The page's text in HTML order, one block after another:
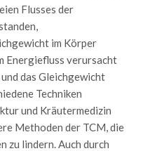
Flusses der
im Körper
Energiefluss verursacht
das Gleichgewicht
Techniken
und Kräutermedizin
Methoden der TCM, die
zu lindern. Auch durch